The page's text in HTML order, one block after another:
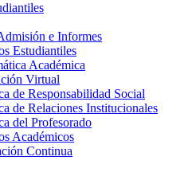
e Informes
Estudiantiles
Académica
Virtual
de Responsabilidad Social
de Relaciones Institucionales
del Profesorado
Académicos
Continua